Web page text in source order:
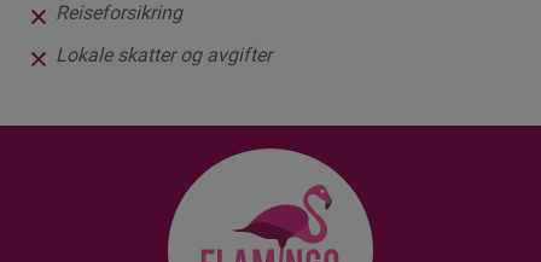
Reiseforsikring
Lokale skatter og avgifter